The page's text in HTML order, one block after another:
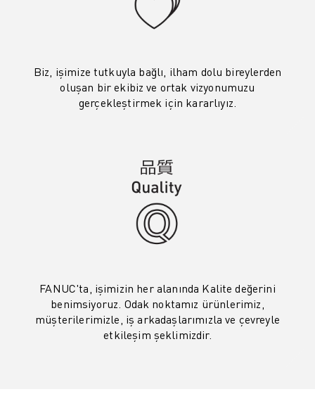
İLETIŞIMBiz, işimize tutkuyla bağlı, ilham dolu bireylerden
oluşan bir ekibiz ve ortak vizyonumuzu
gerçekleştirmek için kararlıyız.
FANUC'ta, işimizin her alanında Kalite değerini
benimsiyoruz. Odak noktamız ürünlerimiz,
müşterilerimizle, iş arkadaşlarımızla ve çevreyle
etkileşim şeklimizdir.